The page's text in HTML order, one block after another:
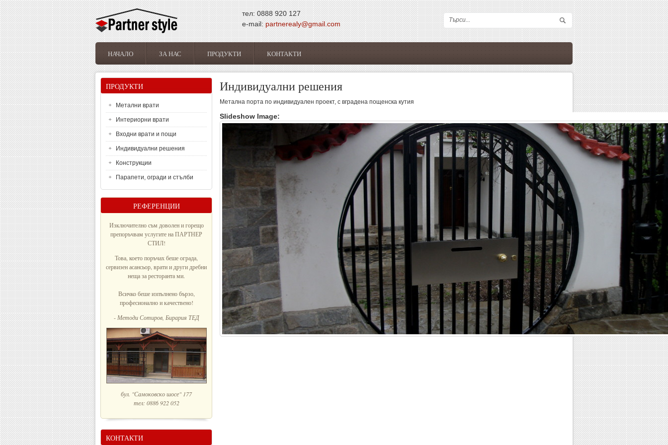
тел: 0888 920 127
e-mail: partnerealy@gmail.com
Форма за търсене
Основно меню
НАЧАЛО ЗА НАС ПРОДУКТИ КОНТАКТИ
Индивидуални решения
Метална порта по индивидуален проект, с вградена пощенска кутия
Slideshow Image:
ПРОДУКТИ
Метални врати
Интериорни врати
Входни врати и пощи
Индивидуални решения
Конструкции
Парапети, огради и стълби
РЕФЕРЕНЦИИ
Изключително съм доволен и горещо
препоръчвам услугите на ПАРТНЕР
СТИЛ!
Това, което поръчах беше ограда,
сервизен асансьор, врати и други дребни
неща за ресторанта ми.
Всичко беше изпълнено бързо,
професионално и качествено!
-Методи Сотиров, Бирария ТЕД
бул. "Самоковско шосе" 177
тел: 0886 922 052
КОНТАКТИ